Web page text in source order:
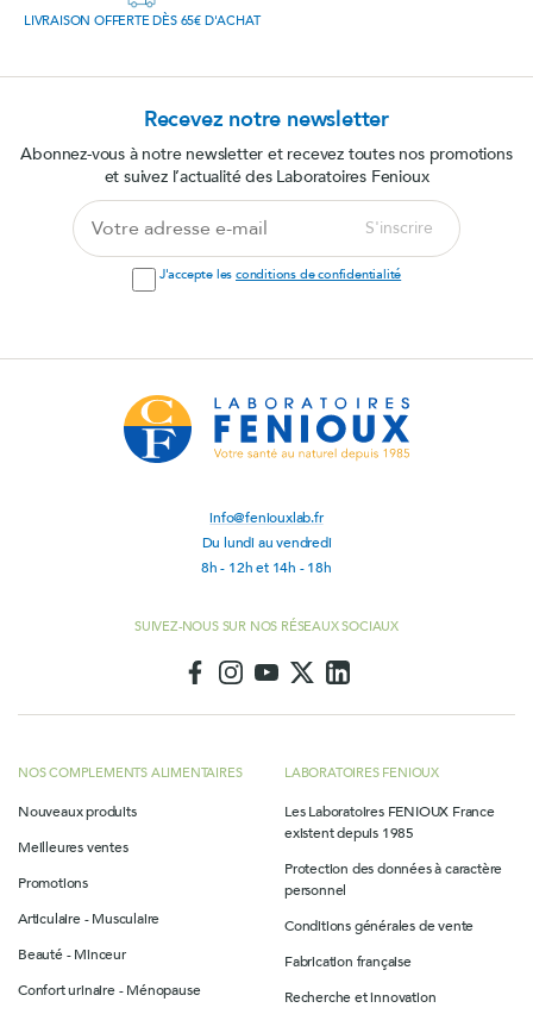
LIVRAISON OFFERTE DÈS 65€ D'ACHAT
info@feniouxlab.fr
Du lundi au vendredi
8h - 12h et 14h - 18h
SUIVEZ-NOUS SUR NOS RÉSEAUX SOCIAUX
NOS COMPLEMENTS ALIMENTAIRES
Nouveaux produits
Meilleures ventes
Promotions
Articulaire - Musculaire
Beauté - Minceur
Confort urinaire - Ménopause
LABORATOIRES FENIOUX
Les Laboratoires FENIOUX France
existent depuis 1985
Protection des données à caractère
personnel
Conditions générales de vente
Fabrication française
Recherche et innovation
Recevez notre newsletter
Abonnez-vous à notre newsletter et recevez toutes nos promotions
et suivez l’actualité des Laboratoires Fenioux
adresse
e-
S'inscrire
J'accepte les conditions de confidentialité